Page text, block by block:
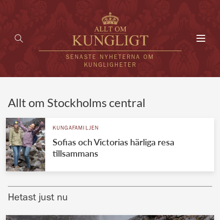
SENASTE NYHETERNA OM
KUNGLIGHETER
UTLÄNDSKT
VÄRLDENS KUNGAHUS
Brittiska kungahuset
Allt om Stockholms central
KUNGAFAMILJEN
Sofias och Victorias härliga resa
tillsammans
Hetast just nu